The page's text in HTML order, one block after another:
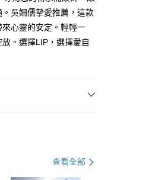
跳轉至「AFTEE先享後
吳姍儒摯愛推薦，這款
心靈的安定。輕輕一
。選擇LIP，選擇愛自
查看全部